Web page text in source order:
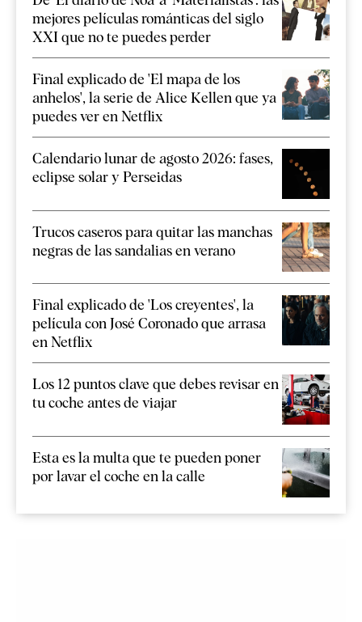
mejores películas románticas del siglo
XXI que no te puedes perder
Final explicado de 'El mapa de los
anhelos', la serie de Alice Kellen que ya
puedes ver en Netflix
Calendario lunar de agosto 2026: fases,
eclipse solar y Perseidas
Trucos caseros para quitar las manchas
negras de las sandalias en verano
Final explicado de 'Los creyentes', la
película con José Coronado que arrasa
en Netflix
Los 12 puntos clave que debes revisar en
tu coche antes de viajar
Esta es la multa que te pueden poner
por lavar el coche en la calle